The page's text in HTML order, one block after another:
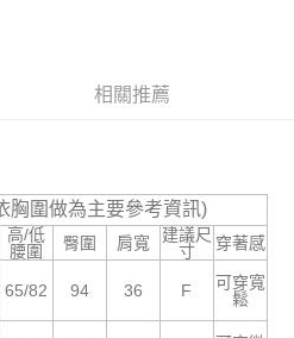
之訂單仍視為有效，需透過AFTEE先享
提供之「AFTEE先享後付」服務完成之交
人資料，並將交易相關給付款項請求債
)免運費
)免運費
查看運費
相關推薦
胸圍做為主要參考資訊)
高/低
腰圍
臀圍 肩寬
建議尺
寸
穿著感
65/82 94 36 F
可穿寬
鬆